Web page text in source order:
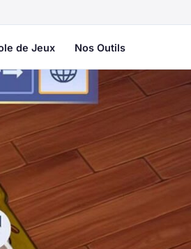
de Jeux Nos Outils